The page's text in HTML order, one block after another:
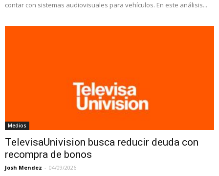
contar con sistemas audiovisuales para vehículos. En este análisis...
Medios
TelevisaUnivision busca reducir deuda con
recompra de bonos
Josh Mendez - 04/09/2026